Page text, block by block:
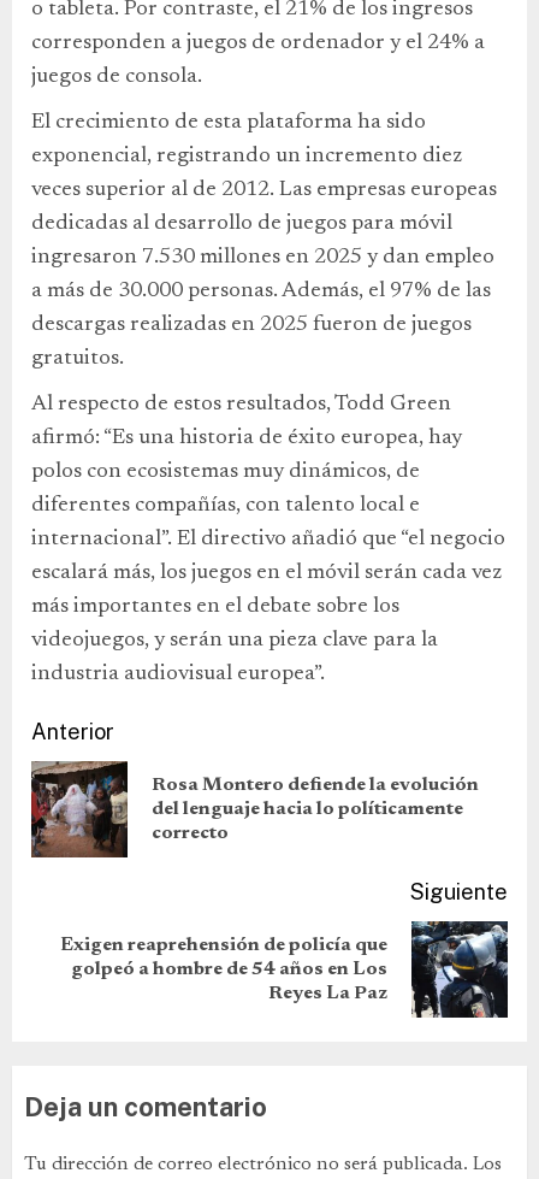
o tableta. Por contraste, el 21% de los ingresos
corresponden a juegos de ordenador y el 24% a
juegos de consola.
El crecimiento de esta plataforma ha sido
exponencial, registrando un incremento diez
veces superior al de 2012. Las empresas europeas
dedicadas al desarrollo de juegos para móvil
ingresaron 7.530 millones en 2025 y dan empleo
a más de 30.000 personas. Además, el 97% de las
descargas realizadas en 2025 fueron de juegos
gratuitos.
Al respecto de estos resultados, Todd Green
afirmó: “Es una historia de éxito europea, hay
polos con ecosistemas muy dinámicos, de
diferentes compañías, con talento local e
internacional”. El directivo añadió que “el negocio
escalará más, los juegos en el móvil serán cada vez
más importantes en el debate sobre los
videojuegos, y serán una pieza clave para la
industria audiovisual europea”.
Anterior
Rosa Montero defiende la evolución
del lenguaje hacia lo políticamente
correcto
Siguiente
Exigen reaprehensión de policía que
golpeó a hombre de 54 años en Los
Reyes La Paz
Deja un comentario
Tu dirección de correo electrónico no será publicada. Los